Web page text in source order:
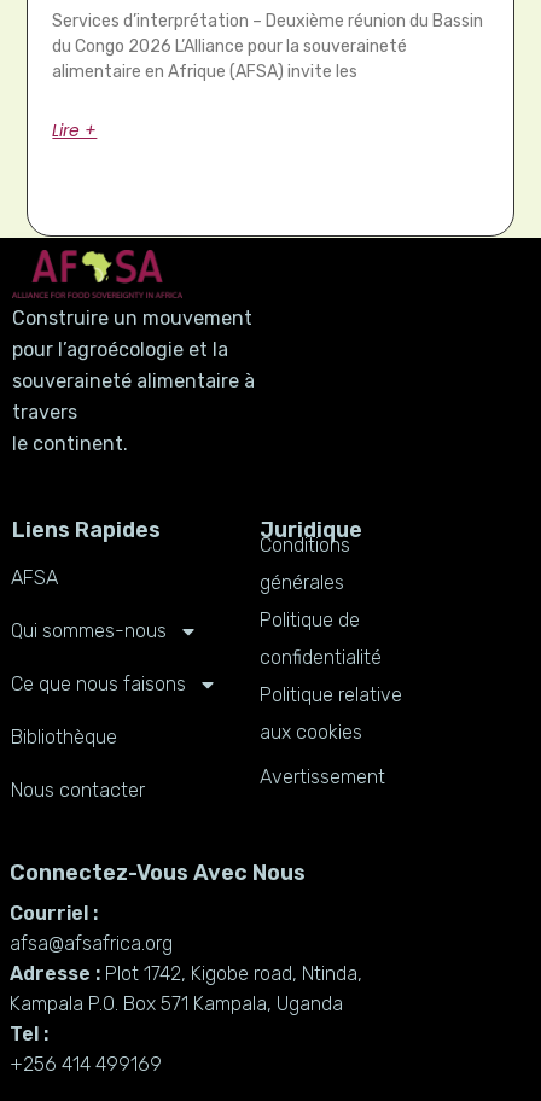
Services d’interprétation – Deuxième réunion du Bassin
du Congo 2026 L’Alliance pour la souveraineté
alimentaire en Afrique (AFSA) invite les
Lire +
Construire un mouvement
pour l’agroécologie et la
souveraineté alimentaire à
travers
le continent.
Liens Rapides
AFSA
Qui sommes-nous
Ce que nous faisons
Bibliothèque
Nous contacter
Juridique
Conditions
générales
Politique de
confidentialité
Politique relative
aux cookies
Avertissement
Connectez-Vous Avec Nous
Courriel :
afsa@afsafrica.org
Adresse : Plot 1742, Kigobe road, Ntinda,
Kampala P.O. Box 571 Kampala, Uganda
Tel :
+256 414 499169